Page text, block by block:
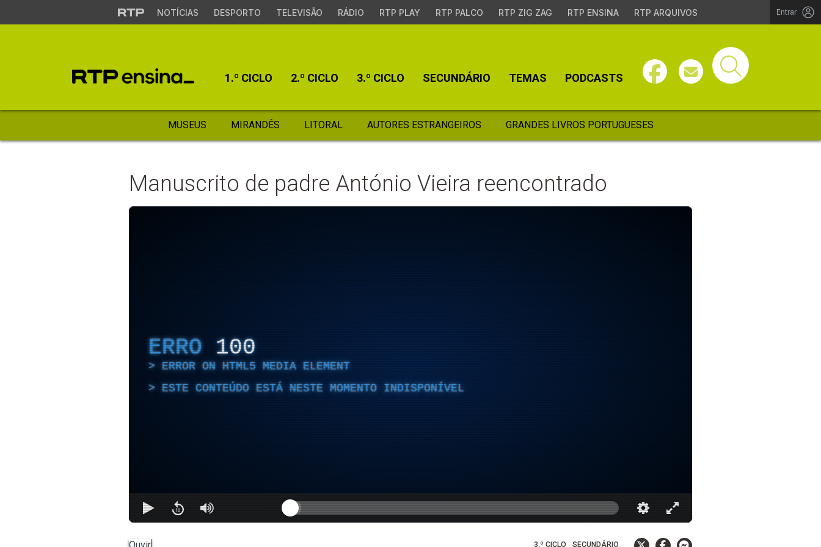
NOTÍCIAS DESPORTO TELEVISÃO RÁDIO RTP PLAY RTP PALCO RTP ZIG ZAG RTP ENSINA RTP ARQUIVOS Entrar
1.º CICLO 2.º CICLO 3.º CICLO SECUNDÁRIO TEMAS PODCASTS
MUSEUS MIRANDÊS LITORAL AUTORES ESTRANGEIROS GRANDES LIVROS PORTUGUESES
Manuscrito de padre António Vieira reencontrado
ERRO 100
ERROR ON HTML5 MEDIA ELEMENT
ESTE CONTEÚDO ESTÁ NESTE MOMENTO INDISPONÍVEL
3.º CICLO SECUNDÁRIO